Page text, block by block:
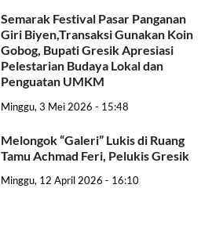
Semarak Festival Pasar Panganan
Giri Biyen,Transaksi Gunakan Koin
Gobog, Bupati Gresik Apresiasi
Pelestarian Budaya Lokal dan
Penguatan UMKM
Minggu, 3 Mei 2026 - 15:48
Melongok “Galeri” Lukis di Ruang
Tamu Achmad Feri, Pelukis Gresik
Minggu, 12 April 2026 - 16:10